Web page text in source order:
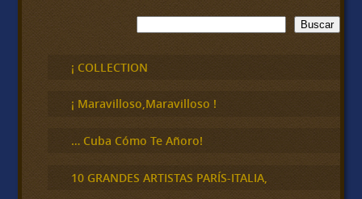
B
u
c
a
Buscar
¡ COLLECTION
¡ Maravilloso,Maravilloso !
… Cuba Cómo Te Añoro!
10 GRANDES ARTISTAS PARÍS-ITALIA,